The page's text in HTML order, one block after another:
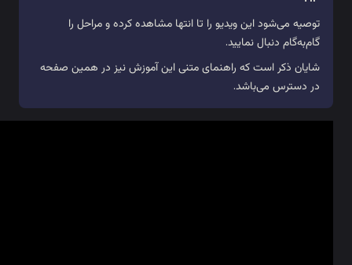
بلاکلی
آردوینو
را تا انتها مشاهده کرده و مراحل را
راهنمای متنی این آموزش نیز در همین صفحه